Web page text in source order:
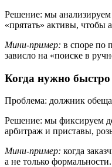
Решение: мы анализируем
«прятать» активы, чтобы
Мини-пример: в споре по
зависло на «поиске в
Когда нужно быстро
Проблема: должник
Решение: мы фиксируем
арбитраж и приставы,
Мини-пример: когда
а не только формальности.